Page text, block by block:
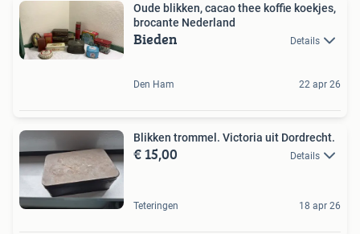
Oude blikken, cacao thee koffie koekjes,
brocante Nederland
Bieden Details
Den Ham 22 apr 26
Blikken trommel. Victoria uit Dordrecht.
€ 15,00 Details
Teteringen 18 apr 26